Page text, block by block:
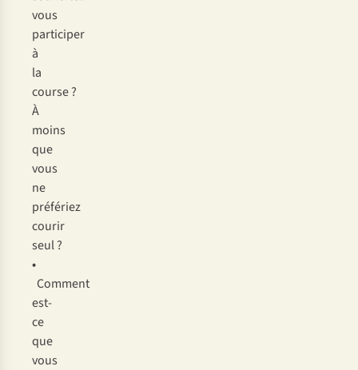
vous
participer
à
la
course ?
À
moins
que
vous
ne
préfériez
courir
seul ?
•
Comment
est-
ce
que
vous